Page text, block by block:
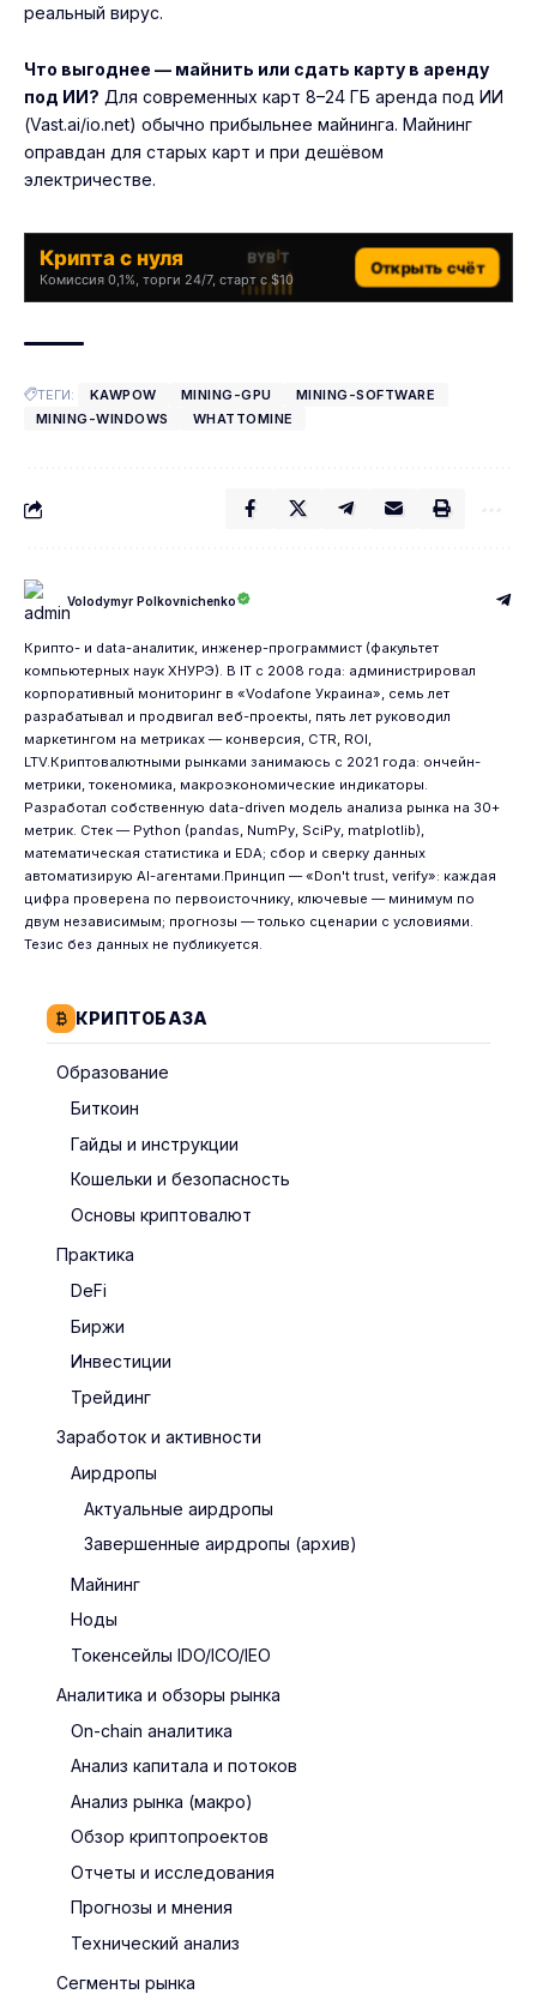
реальный вирус.
Что выгоднее — майнить или сдать карту в аренду
под ИИ? Для современных карт 8–24 ГБ аренда под ИИ
(Vast.ai/io.net) обычно прибыльнее майнинга. Майнинг
оправдан для старых карт и при дешёвом
электричестве.
Крипта с нуля
Комиссия 0,1%, торги 24/7, старт с $10
Открыть счёт
ТЕГИ: KAWPOW MINING-GPU
MINING-SOFTWARE
MINING-WINDOWS
WHATTOMINE
Volodymyr Polkovnichenko
Крипто- и data-аналитик, инженер-программист (факультет
компьютерных наук ХНУРЭ). В IT с 2008 года: администрировал
корпоративный мониторинг в «Vodafone Украина», семь лет
разрабатывал и продвигал веб-проекты, пять лет руководил
маркетингом на метриках — конверсия, CTR, ROI,
LTV.Криптовалютными рынками занимаюсь с 2021 года: ончейн-
метрики, токеномика, макроэкономические индикаторы.
Разработал собственную data-driven модель анализа рынка на 30+
метрик. Стек — Python (pandas, NumPy, SciPy, matplotlib),
математическая статистика и EDA; сбор и сверку данных
автоматизирую AI-агентами.Принцип — «Don't trust, verify»: каждая
цифра проверена по первоисточнику, ключевые — минимум по
двум независимым; прогнозы — только сценарии с условиями.
Тезис без данных не публикуется.
КРИПТОБАЗА
Образование
Биткоин
Гайды и инструкции
Кошельки и безопасность
Основы криптовалют
Практика
DeFi
Биржи
Инвестиции
Трейдинг
Заработок и активности
Аирдропы
Актуальные аирдропы
Завершенные аирдропы (архив)
Майнинг
Ноды
Токенсейлы IDO/ICO/IEO
Аналитика и обзоры рынка
On-chain аналитика
Анализ капитала и потоков
Анализ рынка (макро)
Обзор криптопроектов
Отчеты и исследования
Прогнозы и мнения
Технический анализ
Сегменты рынка